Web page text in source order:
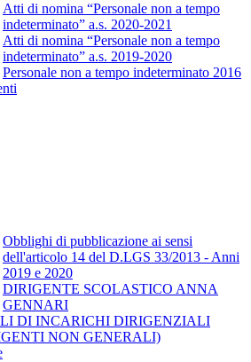
Atti di nomina “Personale non a tempo
indeterminato” a.s. 2020-2021
Atti di nomina “Personale non a tempo
indeterminato” a.s. 2019-2020
Personale non a tempo indeterminato 2016
Obblighi di pubblicazione ai sensi
dell'articolo 14 del D.LGS 33/2013 - Anni
2019 e 2020
DIRIGENTE SCOLASTICO ANNA
GENNARI
DI INCARICHI DIRIGENZIALI
NON GENERALI)